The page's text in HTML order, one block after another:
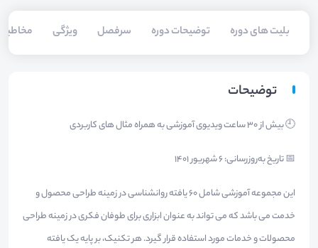
بلیت های دوره توضیحات دوره سرفصل ویژگی
توضیحات
🕘 بیش از 30 ساعت ویدیوی آموزشی به همراه مثال های کاربردی
📅 تاریخ به‌روزرسانی: ۶ شهریور ۱۴۰۱
این مجموعه آموزشی شامل 60 یافته روانشناسی در زمینه طراحی محصول و
خدمت می باشد که می تواند به عنوان ابزاری برای طوفان فکری در زمینه طراحی
محصولات و خدمات مورد استفاده قرار گیرد. هر تکنیک، بر پایه یک یافته